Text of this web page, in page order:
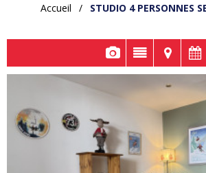
Accueil / STUDIO 4 PERSONNES